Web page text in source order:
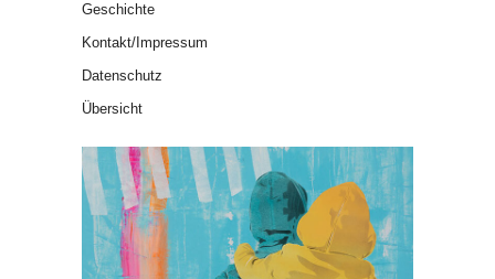
Geschichte
Kontakt/Impressum
Datenschutz
Übersicht